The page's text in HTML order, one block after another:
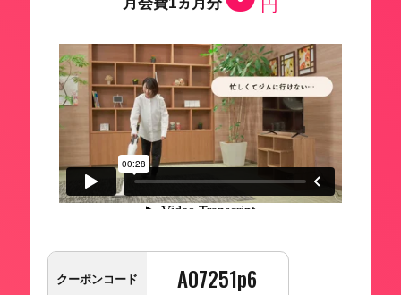
月会費1ヵ月分
円
クーポンコード A07251p6